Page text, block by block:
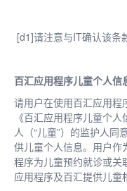
[d1]请注意与IT确认该条
百汇应用程序儿童个人信
请用户在使用百汇应用程
《百汇应用程序儿童个
人（“儿童”）的监护人
供儿童个人信息。用户作
程序为儿童预约就诊或关
应用程序及百汇提供儿童